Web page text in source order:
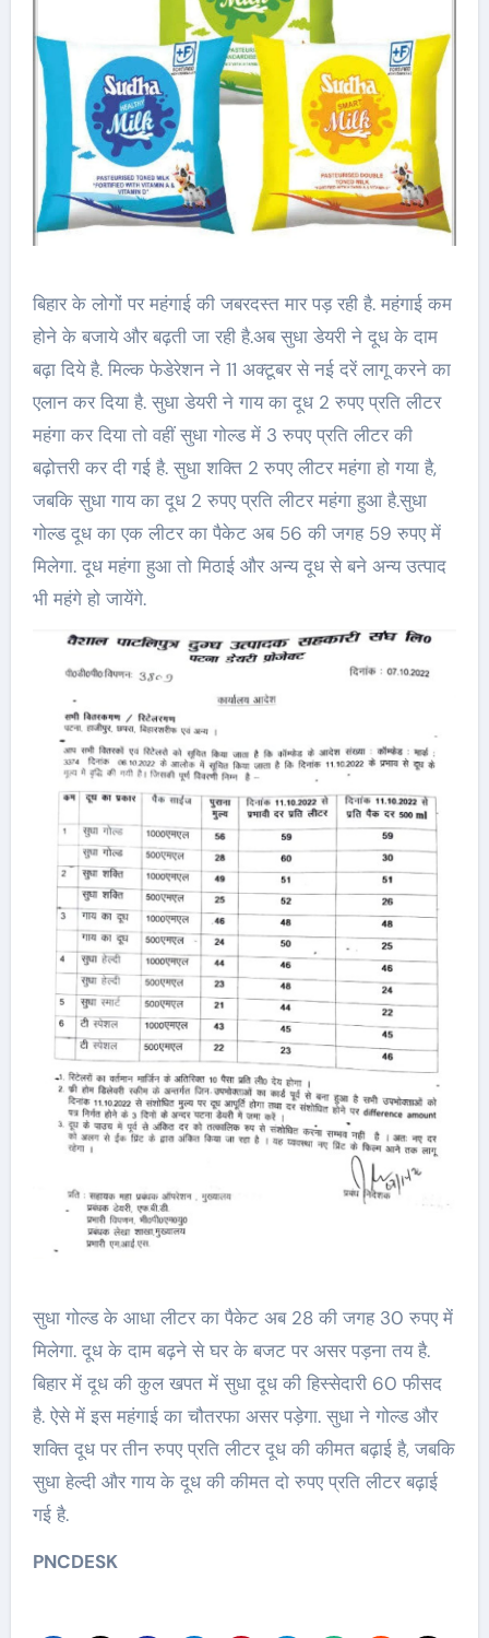
बिहार के लोगों पर महंगाई की जबरदस्त मार पड़ रही है. महंगाई कम
होने के बजाये और बढ़ती जा रही है.अब सुधा डेयरी ने दूध के दाम
बढ़ा दिये है. मिल्क फेडेरेशन ने 11 अक्टूबर से नई दरें लागू करने का
एलान कर दिया है. सुधा डेयरी ने गाय का दूध 2 रुपए प्रति लीटर
महंगा कर दिया तो वहीं सुधा गोल्ड में 3 रुपए प्रति लीटर की
बढ़ोत्तरी कर दी गई है. सुधा शक्ति 2 रुपए लीटर महंगा हो गया है,
जबकि सुधा गाय का दूध 2 रुपए प्रति लीटर महंगा हुआ है.सुधा
गोल्ड दूध का एक लीटर का पैकेट अब 56 की जगह 59 रुपए में
मिलेगा. दूध महंगा हुआ तो मिठाई और अन्य दूध से बने अन्य उत्पाद
भी महंगे हो जायेंगे.
सुधा गोल्ड के आधा लीटर का पैकेट अब 28 की जगह 30 रुपए में
मिलेगा. दूध के दाम बढ़ने से घर के बजट पर असर पड़ना तय है.
बिहार में दूध की कुल खपत में सुधा दूध की हिस्सेदारी 60 फीसद
है. ऐसे में इस महंगाई का चौतरफा असर पड़ेगा. सुधा ने गोल्ड और
शक्ति दूध पर तीन रुपए प्रति लीटर दूध की कीमत बढ़ाई है, जबकि
सुधा हेल्दी और गाय के दूध की कीमत दो रुपए प्रति लीटर बढ़ाई
गई है.
PNCDESK